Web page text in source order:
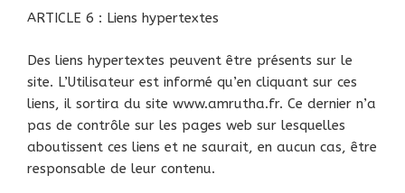
ARTICLE 6 : Liens hypertextes
Des liens hypertextes peuvent être présents sur le
site. L’Utilisateur est informé qu’en cliquant sur ces
liens, il sortira du site www.amrutha.fr. Ce dernier n’a
pas de contrôle sur les pages web sur lesquelles
aboutissent ces liens et ne saurait, en aucun cas, être
responsable de leur contenu.